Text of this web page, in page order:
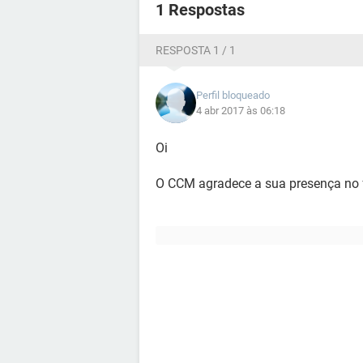
1 Respostas
RESPOSTA 1 / 1
Perfil bloqueado
4 abr 2017 às 06:18
Oi
O CCM agradece a sua presença